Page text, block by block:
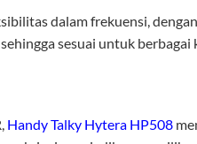
dalam frekuensi,
sesuai untuk berbagai
Handy Talky Hytera HP508